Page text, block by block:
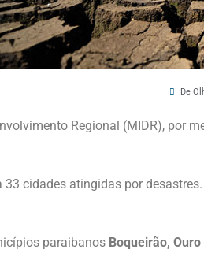
De
Regional (MIDR), por
33 cidades atingidas por
paraibanos Boqueirão,